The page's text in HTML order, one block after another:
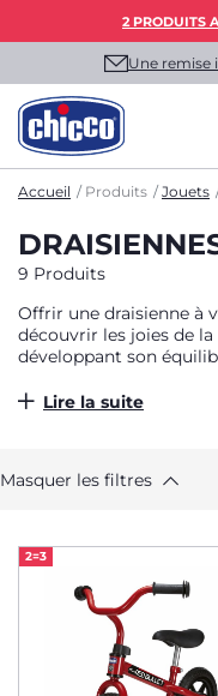
2 PRODUITS
Une remise
Accueil Produits Jouets
9 Produits
Offrir une draisienne à
découvrir les joies de
développant son
produits pensés pour le
Lire la suite
Masquer les filtres
2=3